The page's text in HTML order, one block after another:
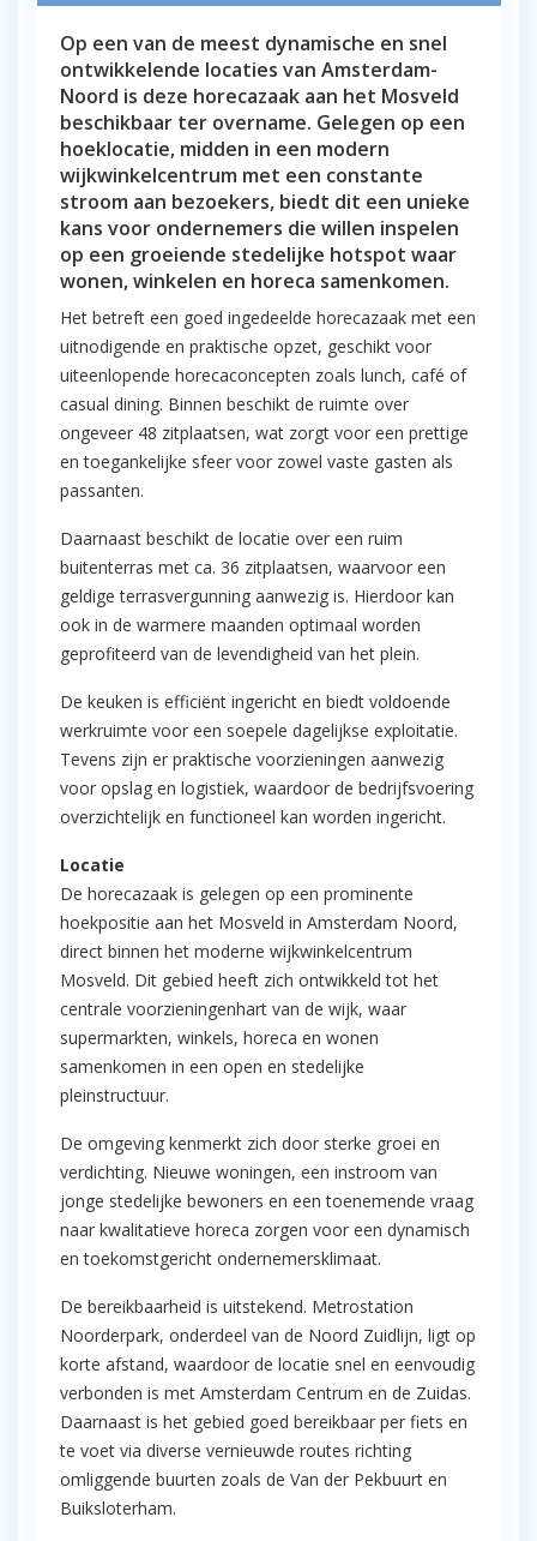
Op een van de meest dynamische en snel
ontwikkelende locaties van Amsterdam-
Noord is deze horecazaak aan het Mosveld
beschikbaar ter overname. Gelegen op een
hoeklocatie, midden in een modern
wijkwinkelcentrum met een constante
stroom aan bezoekers, biedt dit een unieke
kans voor ondernemers die willen inspelen
op een groeiende stedelijke hotspot waar
wonen, winkelen en horeca samenkomen.
Het betreft een goed ingedeelde horecazaak met een
uitnodigende en praktische opzet, geschikt voor
uiteenlopende horecaconcepten zoals lunch, café of
casual dining. Binnen beschikt de ruimte over
ongeveer 48 zitplaatsen, wat zorgt voor een prettige
en toegankelijke sfeer voor zowel vaste gasten als
passanten.
Daarnaast beschikt de locatie over een ruim
buitenterras met ca. 36 zitplaatsen, waarvoor een
geldige terrasvergunning aanwezig is. Hierdoor kan
ook in de warmere maanden optimaal worden
geprofiteerd van de levendigheid van het plein.
De keuken is efficiënt ingericht en biedt voldoende
werkruimte voor een soepele dagelijkse exploitatie.
Tevens zijn er praktische voorzieningen aanwezig
voor opslag en logistiek, waardoor de bedrijfsvoering
overzichtelijk en functioneel kan worden ingericht.
Locatie
De horecazaak is gelegen op een prominente
hoekpositie aan het Mosveld in Amsterdam Noord,
direct binnen het moderne wijkwinkelcentrum
Mosveld. Dit gebied heeft zich ontwikkeld tot het
centrale voorzieningenhart van de wijk, waar
supermarkten, winkels, horeca en wonen
samenkomen in een open en stedelijke
pleinstructuur.
De omgeving kenmerkt zich door sterke groei en
verdichting. Nieuwe woningen, een instroom van
jonge stedelijke bewoners en een toenemende vraag
naar kwalitatieve horeca zorgen voor een dynamisch
en toekomstgericht ondernemersklimaat.
De bereikbaarheid is uitstekend. Metrostation
Noorderpark, onderdeel van de Noord Zuidlijn, ligt op
korte afstand, waardoor de locatie snel en eenvoudig
verbonden is met Amsterdam Centrum en de Zuidas.
Daarnaast is het gebied goed bereikbaar per fiets en
te voet via diverse vernieuwde routes richting
omliggende buurten zoals de Van der Pekbuurt en
Buiksloterham.